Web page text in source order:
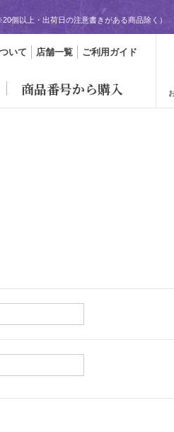
個以上・出荷日の注意書きがある商品除く）
いて 店舗一覧 ご利用ガイド
商品番号から購入